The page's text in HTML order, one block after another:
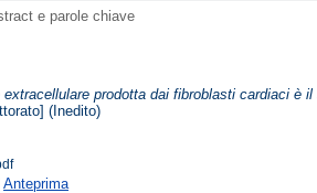
e parole chiave
extracellulare prodotta dai fibroblasti cardiaci è
(Inedito)
Anteprima